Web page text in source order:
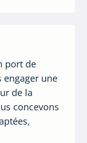
port de
engager une
de la
concevons